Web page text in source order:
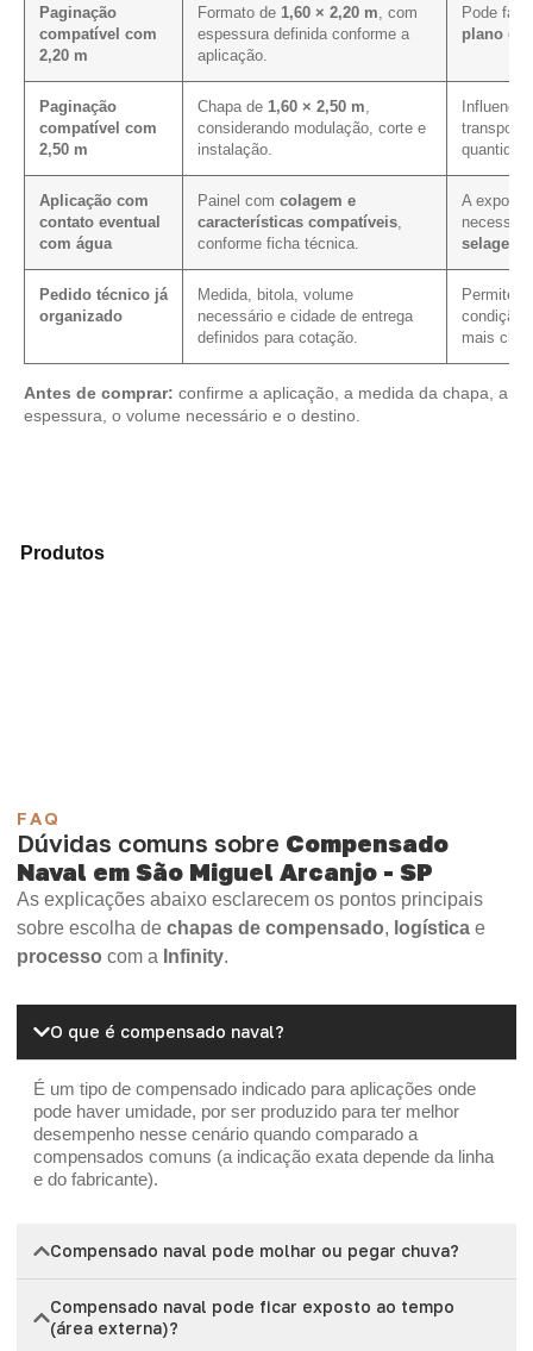
Paginação
compatível com
2,20 m
Formato de 1,60 × 2,20 m , com
espessura definida conforme a
aplicação.
Pode
plano de
Paginação
compatível com
2,50 m
Chapa de 1,60 × 2,50 m
considerando modulação, corte e
instalação.
Aplicação com
contato eventual
com água
Painel com colagem e
características compatíveis
conforme ficha técnica.
A
selagem
Pedido técnico já
organizado
Medida, bitola, volume
necessário e cidade de entrega
definidos para cotação.
Permite
condição
mais
Antes de comprar: confirme a aplicação, a medida da chapa, a
espessura, o volume necessário e o destino.
Produtos
FAQ
Dúvidas comuns sobre Compensado
Naval em São Miguel Arcanjo - SP
As explicações abaixo esclarecem os pontos principais
sobre escolha de chapas de compensado, logística e
processo com a Infinity.
O que é compensado naval?
É um tipo de compensado indicado para aplicações onde
pode haver umidade, por ser produzido para ter melhor
desempenho nesse cenário quando comparado a
compensados comuns (a indicação exata depende da linha
e do fabricante).
Compensado naval pode molhar ou pegar chuva?
Compensado naval pode ficar exposto ao tempo
(área externa)?